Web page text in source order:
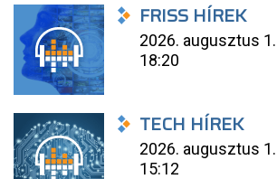
FRISS HÍREK
2026. augusztus 1.
18:20
TECH HÍREK
2026. augusztus 1.
15:12